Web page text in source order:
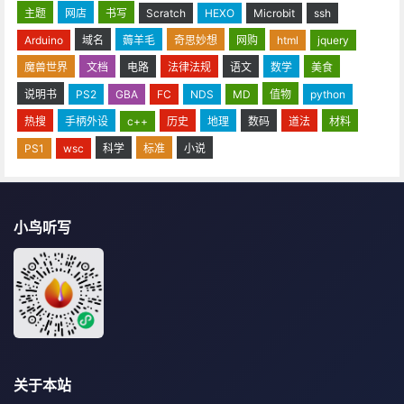
主题 网店 书写 Scratch HEXO Microbit
ssh
Arduino
域名 薅羊毛 奇思妙想 网购 html
jquery
魔兽世界
文档 电路 法律法规 语文 数学
美食
说明书
PS2 GBA FC NDS MD 值物
python
热搜
手柄外设 c++ 历史 地理 数码 道法
材料
PS1
wsc 科学 标准 小说
小鸟听写
关于本站